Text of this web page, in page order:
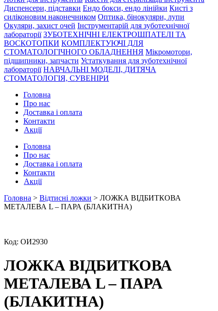
Диспенсери, підставки Ендо бокси, ендо лінійки Кисті з
силіконовим наконечником Оптика, бінокуляри, лупи
Окуляри, захист очей Інструментарій для зуботехнічної
лабораторії ЗУБОТЕХНІЧНІ ЕЛЕКТРОШПАТЕЛІ ТА
ВОСКОТОПКИ КОМПЛЕКТУЮЧІ ДЛЯ
СТОМАТОЛОГІЧНОГО ОБЛАДНЕННЯ Мікромотори,
підшипники, запчасти Устаткування для зуботехнічної
лабораторії НАВЧАЛЬНІ МОДЕЛІ, ДИТЯЧА
СТОМАТОЛОГІЯ, СУВЕНІРИ
Головна
Про нас
Доставка і оплата
Контакти
Акції
Головна
Про нас
Доставка і оплата
Контакти
Акції
Головна > Відтисні ложки > ЛОЖКА ВІДБИТКОВА
МЕТАЛЕВА L – ПАРА (БЛАКИТНА)
Код: ОИ2930
ЛОЖКА ВІДБИТКОВА
МЕТАЛЕВА L – ПАРА
(БЛАКИТНА)